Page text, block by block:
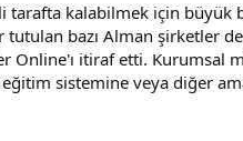
tarafta kalabilmek için büyük
bazı Alman şirketler de
Online'ı itiraf etti. Kurumsal
sistemine veya diğer